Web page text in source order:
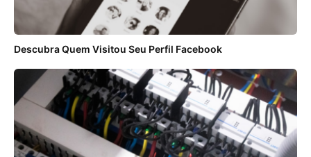
Descubra Quem Visitou Seu Perfil Facebook